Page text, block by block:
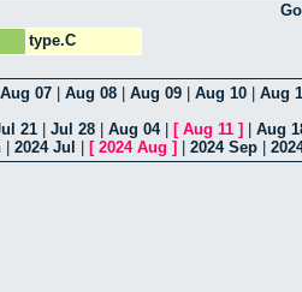
type.C
Aug 07 Aug 08 Aug 09 Aug 10
Aug
21 Jul 28 Aug 04| [ Aug 11 ]
Aug
2024 Jul [ 2024 Aug ] 2024 Sep